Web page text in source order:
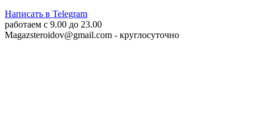
Написать в Telegram
работаем c 9.00 до 23.00
Magazsteroidov@gmail.com - круглосуточно